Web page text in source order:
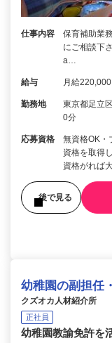
仕事内容
保育補助業
にご相談下
a…
給与 月給
勤務地
東京都足立
0分
応募資格
無資格OK
資格を取得
資格がれば
後で見る
幼稚園の副担任
クズオカ人材紹介所
正社員
幼稚園教諭免許を